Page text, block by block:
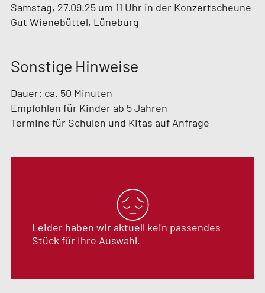
Samstag, 27.09.25 um 11 Uhr in der Konzertscheune
Gut Wienebüttel, Lüneburg
Sonstige Hinweise
Dauer: ca. 50 Minuten
Empfohlen für Kinder ab 5 Jahren
Termine für Schulen und Kitas auf Anfrage
Leider haben wir aktuell kein passendes
Stück für Ihre Auswahl.